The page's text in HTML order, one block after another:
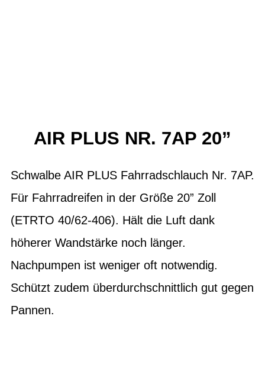
AIR PLUS NR. 7AP 20”
Schwalbe AIR PLUS Fahrradschlauch Nr. 7AP.
Für Fahrradreifen in der Größe 20” Zoll
(ETRTO 40/62-406). Hält die Luft dank
höherer Wandstärke noch länger.
Nachpumpen ist weniger oft notwendig.
Schützt zudem überdurchschnittlich gut gegen
Pannen.